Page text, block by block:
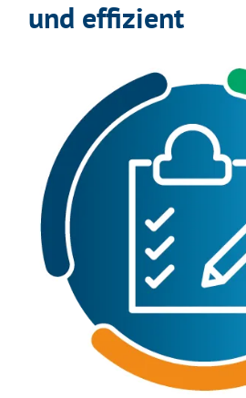
und effizient